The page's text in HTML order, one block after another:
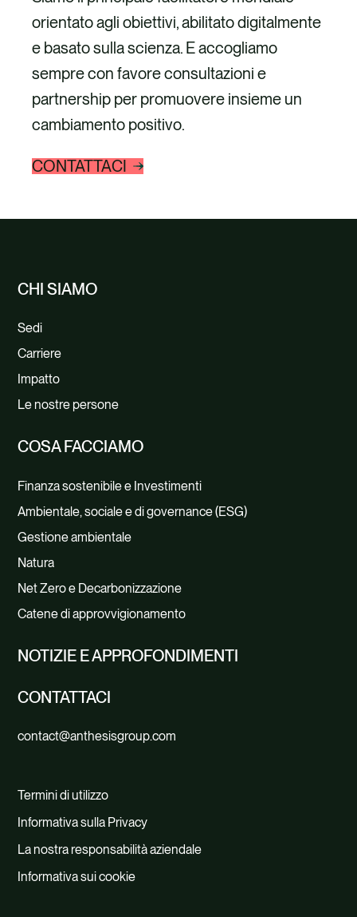
orientato agli obiettivi, abilitato digitalmente
e basato sulla scienza. E accogliamo
sempre con favore consultazioni e
partnership per promuovere insieme un
cambiamento positivo.
CONTATTACI
CHI SIAMO
Sedi
Carriere
Impatto
Le nostre persone
COSA FACCIAMO
Finanza sostenibile e Investimenti
Ambientale, sociale e di governance (ESG)
Gestione ambientale
Natura
Net Zero e Decarbonizzazione
Catene di approvvigionamento
NOTIZIE E APPROFONDIMENTI
CONTATTACI
contact@anthesisgroup.com
Termini di utilizzo
Informativa sulla Privacy
La nostra responsabilità aziendale
Informativa sui cookie